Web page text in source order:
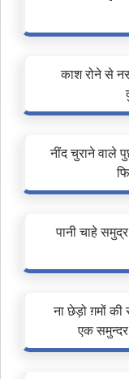
काश रोने से
नींद चुराने वाले
पानी चाहे
ना छेड़ो ग़मों
एक समुन्दर